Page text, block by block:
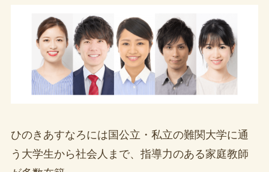
ひのきあすなろには国公立・私立の難関大学に通
う大学生から社会人まで、指導力のある家庭教師